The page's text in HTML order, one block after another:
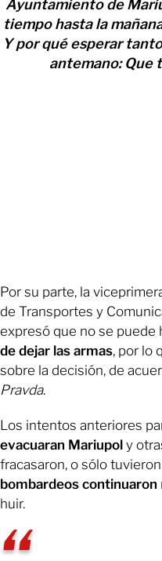
Ayuntamiento de
tiempo hasta la
Y por qué esperar
antemano: Que
Por su parte, la
de Transportes y
expresó que no se puede
de dejar las armas, por lo
sobre la decisión, de
Pravda.
Los intentos anteriores
evacuaran Mariupol y
fracasaron, o sólo
bombardeos continuaron
huir.